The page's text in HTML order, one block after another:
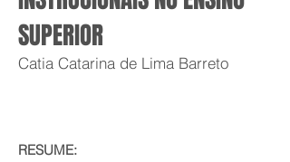
SUPERIOR
Catia Catarina de Lima Barreto
RESUME: